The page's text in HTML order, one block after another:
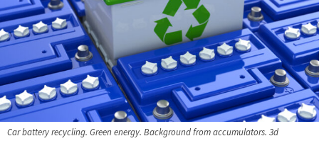
Car battery recycling. Green energy. Background from accumulators. 3d